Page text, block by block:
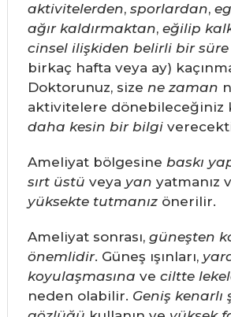
aktivitelerden, sporlardan,
ağır kaldırmaktan, eğilip
cinsel ilişkiden belirli bir süre
birkaç hafta veya ay)
Doktorunuz, size ne zaman
aktivitelere dönebileceğiniz
daha kesin bir bilgi
Ameliyat bölgesine baskı
sırt üstü veya yan yatmanız
yüksekte tutmanızönerilir.
Ameliyat sonrası, güneşten
önemlidir. Güneş ışınları,
koyulaşmasına ve ciltte
neden olabilir. Geniş kenarlı